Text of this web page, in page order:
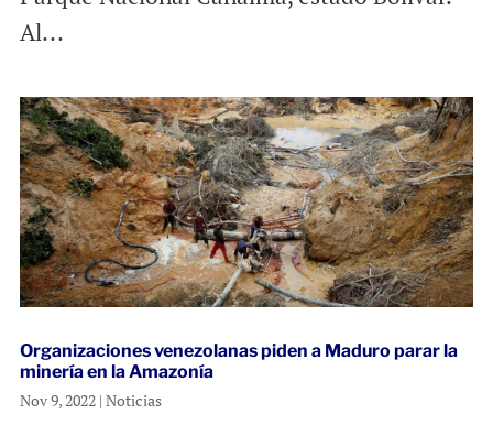
Al...
Organizaciones venezolanas piden a Maduro parar la
minería en la Amazonía
Nov 9, 2022| Noticias